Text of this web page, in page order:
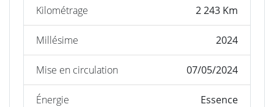
Kilométrage 2 243 Km
Millésime 2024
Mise en circulation 07/05/2024
Énergie Essence